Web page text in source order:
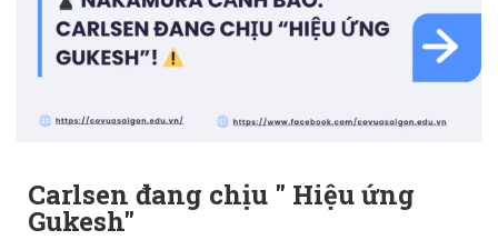
Carlsen đang chịu " Hiệu ứng
Gukesh"